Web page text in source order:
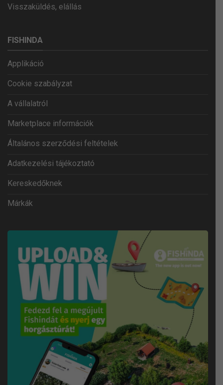
Visszaküldés, elállás
FISHINDA
Applikáció
Cookie szabályzat
A vállalatról
Marketplace információk
Általános szerződési feltételek
Adatkezelési tájékoztató
Kereskedőknek
Márkák